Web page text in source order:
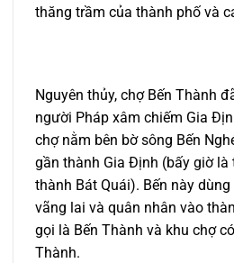
thăng trầm của thành phố và
Nguyên thủy, chợ Bến Thành
người Pháp xâm chiếm Gia
chợ nằm bên bờ sông Bến
gần thành Gia Định (bấy giờ là
thành Bát Quái). Bến này
vãng lai và quân nhân vào
gọi là Bến Thành và khu chợ
Thành.